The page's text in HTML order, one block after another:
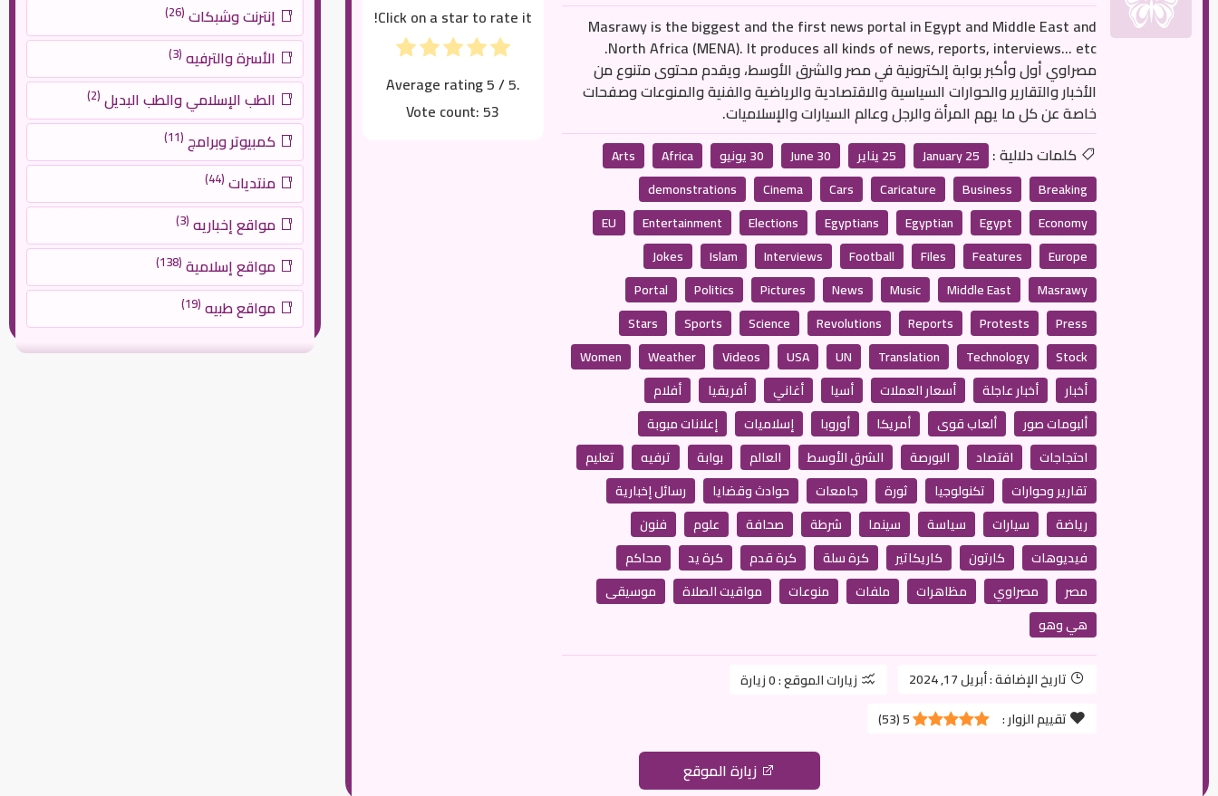
Masrawy is the biggest and the first news portal in Egypt and Middle East and
North Africa (MENA). It produces all kinds of news, reports, interviews… etc.
مصراوي أول وأكبر بوابة إلكترونية في مصر والشرق الأوسط، ويقدم محتوى متنوع من
الأخبار والتقارير والحوارات السياسية والاقتصادية والرياضية والفنية والمنوعات وصفحات
خاصة عن كل ما يهم المرأة والرجل وعالم السيارات والإسلاميات.
كلمات دلالية :
25 January 25 يناير 30 June 30 يونيو Africa
Arts
Breaking
Business
Caricature
Cars
Cinema
demonstrations
Economy
Egypt
Egyptian
Egyptians
Elections
Entertainment
EU
Europe
Features
Files
Football
Interviews
Islam
Jokes
Masrawy
Middle East
Music
News
Pictures
Politics
Portal
Press
Protests
Reports
Revolutions
Science
Sports
Stars
Stock
Technology
Translation
UN
USA
Videos
Weather
Women
أخبار
أخبار عاجلة أسعار العملات أسيا أغاني أفريقيا
أفلام
ألبومات صور
ألعاب قوى أمريكا أوروبا إسلاميات
إعلانات مبوبة
احتجاجات
اقتصاد البورصة الشرق الأوسط العالم بوابة ترفيه
تعليم
تقارير وحوارات
تكنولوجيا ثورة جامعات حوادث وقضايا
رسائل إخبارية
رياضة
سيارات سياسة سينما شرطة صحافة علوم
فنون
فيديوهات
كارتون كاريكاتير كرة سلة كرة قدم كرة يد
محاكم
مصر
مصراوي مظاهرات ملفات منوعات مواقيت الصلاة
موسيقى
هي وهو
تاريخ الإضافة :أبريل 17, 2024 زيارات الموقع :0 زيارة
تقييم الزوار :
5
(
53
)
Click on a star to rate it!
Average rating5/ 5.
Vote count:53
زيارة الموقع
إنترنت وشبكات (26)
الأسرة والترفيه (3)
الطب الإسلامي والطب البديل (2)
كمبيوتر وبرامج (11)
منتديات (44)
مواقع إخباريه (3)
مواقع إسلامية (138)
مواقع طبيه (19)